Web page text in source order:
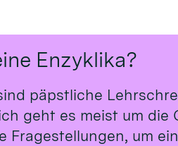
Enzyklika?
päpstliche
geht es meist um die
Fragestellungen, um